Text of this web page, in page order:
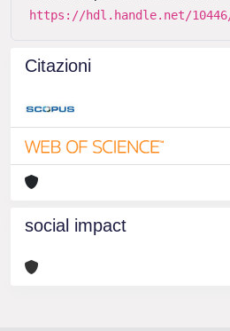
https://hdl.handle.net/10446/
Citazioni
social impact